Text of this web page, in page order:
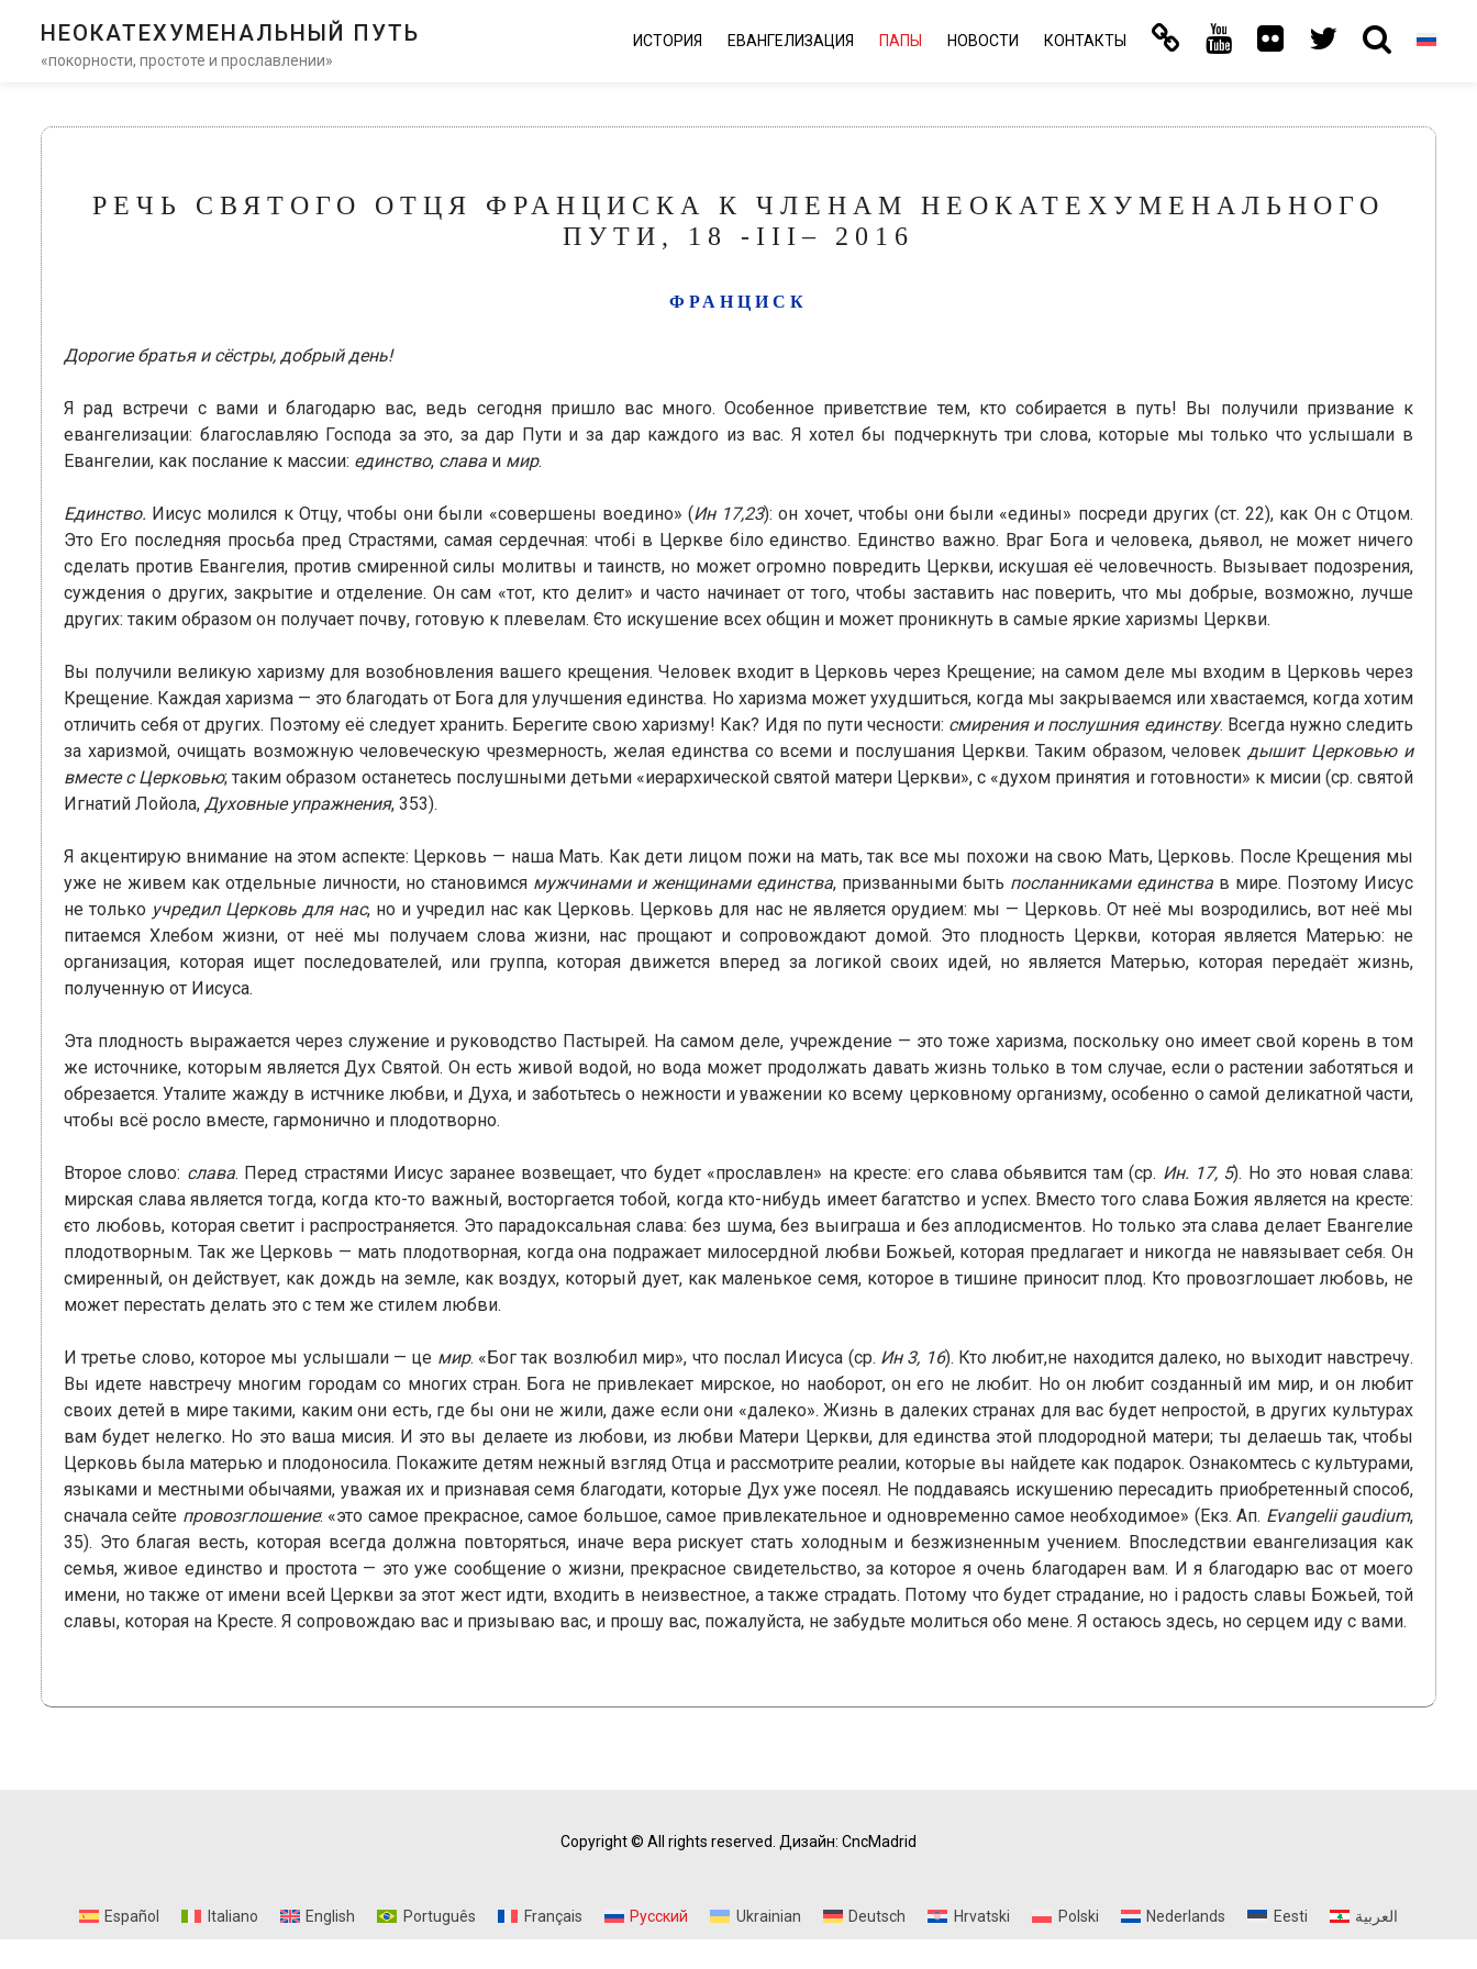
НЕОКАТЕХУМЕНАЛЬНЫЙ ПУТЬ
«покорности, простоте и прославлении»
ИСТОРИЯ ЕВАНГЕЛИЗАЦИЯ ПАПЫ НОВОСТИ КОНТАКТЫ
РЕЧЬ СВЯТОГО ОТЦЯ ФРАНЦИСКА К ЧЛЕНАМ НЕОКАТЕХУМЕНАЛЬНОГО
ПУТИ, 18 -III– 2016
ФРАНЦИСК
Дорогие братья и сёстры, добрый день!
Я рад встречи с вами и благодарю вас, ведь сегодня пришло вас много. Особенное приветствие тем, кто собирается в путь! Вы получили призвание к
евангелизации: благославляю Господа за это, за дар Пути и за дар каждого из вас. Я хотел бы подчеркнуть три слова, которые мы только что услышали в
Евангелии, как послание к массии: единство, слава и мир.
Единство. Иисус молился к Отцу, чтобы они были «совершены воедино» (Ин 17,23): он хочет, чтобы они были «едины» посреди других (ст. 22), как Он с Отцом.
Это Его последняя просьба пред Страстями, самая сердечная: чтобі в Церкве біло единство. Единство важно. Враг Бога и человека, дьявол, не может ничего
сделать против Евангелия, против смиренной силы молитвы и таинств, но может огромно повредить Церкви, искушая её человечность. Вызывает подозрения,
суждения о других, закрытие и отделение. Он сам «тот, кто делит» и часто начинает от того, чтобы заставить нас поверить, что мы добрые, возможно, лучше
других: таким образом он получает почву, готовую к плевелам. Єто искушение всех общин и может проникнуть в самые яркие харизмы Церкви.
Вы получили великую харизму для возобновления вашего крещения. Человек входит в Церковь через Крещение; на самом деле мы входим в Церковь через
Крещение. Каждая харизма — это благодать от Бога для улучшения единства. Но харизма может ухудшиться, когда мы закрываемся или хвастаемся, когда хотим
отличить себя от других. Поэтому её следует хранить. Берегите свою харизму! Как? Идя по пути чесности: смирения и послушния единству. Всегда нужно следить
за харизмой, очищать возможную человеческую чрезмерность, желая единства со всеми и послушания Церкви. Таким образом, человекдышит Церковью и
вместе с Церковью; таким образом останетесь послушными детьми «иерархической святой матери Церкви», с «духом принятия и готовности» к мисии (ср. святой
Игнатий Лойола, Духовные упражнения, 353).
Я акцентирую внимание на этом аспекте: Церковь — наша Мать. Как дети лицом пожи на мать, так все мы похожи на свою Мать, Церковь. После Крещения мы
уже не живем как отдельные личности, но становимся мужчинами и женщинами единства, призванными быть посланниками единства в мире. Поэтому Иисус
не только учредил Церковь для нас, но и учредил нас как Церковь. Церковь для нас не является орудием: мы — Церковь. От неё мы возродились, вот неё мы
питаемся Хлебом жизни, от неё мы получаем слова жизни, нас прощают и сопровождают домой. Это плодность Церкви, которая является Матерью: не
организация, которая ищет последователей, или группа, которая движется вперед за логикой своих идей, но является Матерью, которая передаёт жизнь,
полученную от Иисуса.
Эта плодность выражается через служение и руководство Пастырей. На самом деле, учреждение — это тоже харизма, поскольку оно имеет свой корень в том
же источнике, которым является Дух Святой. Он есть живой водой, но вода может продолжать давать жизнь только в том случае, если о растении заботяться и
обрезается. Уталите жажду в истчнике любви, и Духа, и заботьтесь о нежности и уважении ко всему церковному организму, особенно о самой деликатной части,
чтобы всё росло вместе, гармонично и плодотворно.
Второе слово: слава. Перед страстями Иисус заранее возвещает, что будет «прославлен» на кресте: его слава обьявится там (ср. Ин. 17, 5). Но это новая слава:
мирская слава является тогда, когда кто-то важный, восторгается тобой, когда кто-нибудь имеет багатство и успех. Вместо того слава Божия является на кресте:
єто любовь, которая светит і распространяется. Это парадоксальная слава: без шума, без выиграша и без аплодисментов. Но только эта слава делает Евангелие
плодотворным. Так же Церковь — мать плодотворная, когда она подражает милосердной любви Божьей, которая предлагает и никогда не навязывает себя. Он
смиренный, он действует, как дождь на земле, как воздух, который дует, как маленькое семя, которое в тишине приносит плод. Кто провозглошает любовь, не
может перестать делать это с тем же стилем любви.
И третье слово, которое мы услышали — це мир. «Бог так возлюбил мир», что послал Иисуса (ср. Ин 3, 16). Кто любит,не находится далеко, но выходит навстречу.
Вы идете навстречу многим городам со многих стран. Бога не привлекает мирское, но наоборот, он его не любит. Но он любит созданный им мир, и он любит
своих детей в мире такими, каким они есть, где бы они не жили, даже если они «далеко». Жизнь в далеких странах для вас будет непростой, в других культурах
вам будет нелегко. Но это ваша мисия. И это вы делаете из любови, из любви Матери Церкви, для единства этой плодородной матери; ты делаешь так, чтобы
Церковь была матерью и плодоносила. Покажите детям нежный взгляд Отца и рассмотрите реалии, которые вы найдете как подарок. Ознакомтесь с культурами,
языками и местными обычаями, уважая их и признавая семя благодати, которые Дух уже посеял. Не поддаваясь искушению пересадить приобретенный способ,
сначала сейте провозглошение: «это самое прекрасное, самое большое, самое привлекательное и одновременно самое необходимое» (Екз. Ап. Evangelii gaudium,
35). Это благая весть, которая всегда должна повторяться, иначе вера рискует стать холодным и безжизненным учением. Впоследствии евангелизация как
семья, живое единство и простота — это уже сообщение о жизни, прекрасное свидетельство, за которое я очень благодарен вам. И я благодарю вас от моего
имени, но также от имени всей Церкви за этот жест идти, входить в неизвестное, а также страдать. Потому что будет страдание, но і радость славы Божьей, той
славы, которая на Кресте. Я сопровождаю вас и призываю вас, и прошу вас, пожалуйста, не забудьте молиться обо мене. Я остаюсь здесь, но серцем иду с вами.
Copyright © All rights reserved. Дизайн: CncMadrid
Español Italiano English Português Français Русский Ukrainian Deutsch Hrvatski Polski Nederlands Eesti العربية